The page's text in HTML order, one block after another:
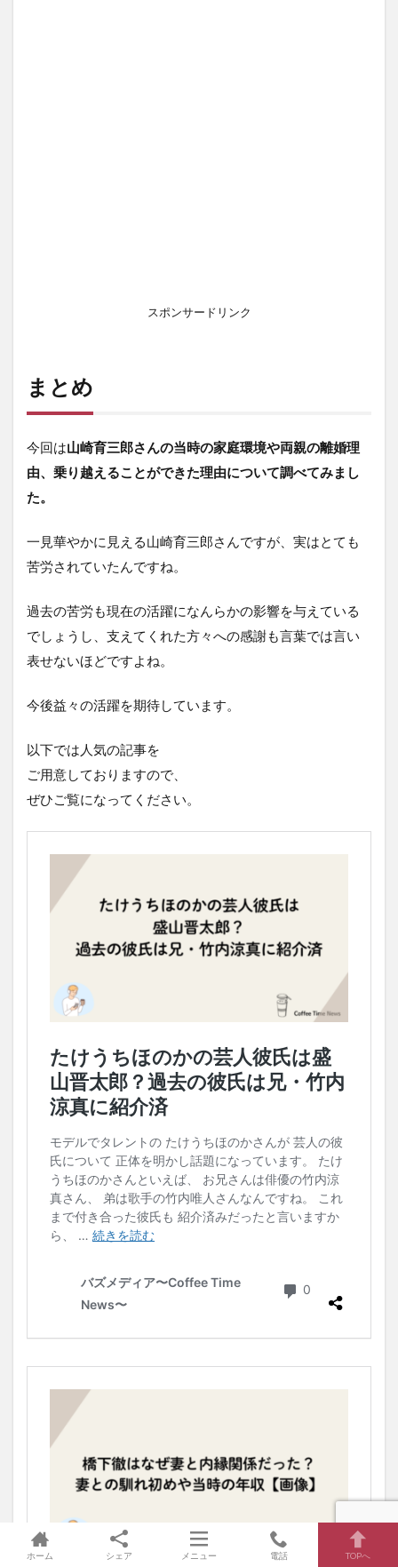
スポンサードリンク
まとめ
今回は山崎育三郎さんの当時の家庭環境や両親の離婚理
由、乗り越えることができた理由について調べてみまし
た。
一見華やかに見える山崎育三郎さんですが、実はとても
苦労されていたんですね。
過去の苦労も現在の活躍になんらかの影響を与えている
でしょうし、 支えてくれた方々への感謝も言葉では言い
表せないほどですよね。
今後益々の活躍を期待しています。
以下では人気の記事を
ご用意しておりますので、
ぜひご覧になってください。
ホーム シェア メニュー 電話 TOPへ